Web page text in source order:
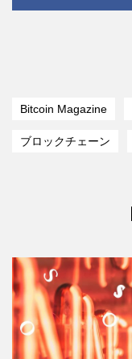
Bitcoin Magazine
ブロックチェーン